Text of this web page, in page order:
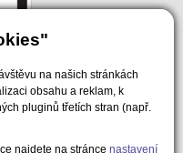
na našich stránkách
obsahu a reklam, k
pluginů třetích stran (např.
najdete na stránce nastavení